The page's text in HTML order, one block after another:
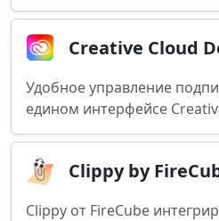
Creative Cloud
Удобное управление
едином интерфейсе
Clippy by
Clippy от FireCube